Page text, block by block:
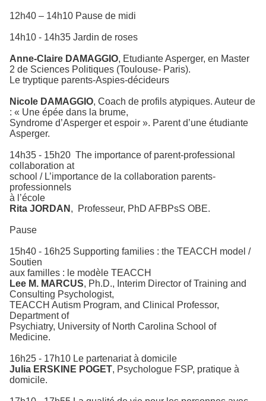
12h40 – 14h10 Pause de midi
14h10 - 14h35 Jardin de roses
Anne-Claire DAMAGGIO, Etudiante Asperger, en Master
2 de Sciences Politiques (Toulouse- Paris).
Le tryptique parents-Aspies-décideurs
Nicole DAMAGGIO, Coach de profils atypiques. Auteur de
: « Une épée dans la brume,
Syndrome d’Asperger et espoir ». Parent d’une étudiante
Asperger.
14h35 - 15h20 The importance of parent-professional
collaboration at
school / L’importance de la collaboration parents-
professionnels
à l’école
Rita JORDAN , Professeur, PhD AFBPsS OBE.
Pause
15h40 - 16h25 Supporting families : the TEACCH model /
Soutien
aux familles : le modèle TEACCH
Lee M. MARCUS, Ph.D., Interim Director of Training and
Consulting Psychologist,
TEACCH Autism Program, and Clinical Professor,
Department of
Psychiatry, University of North Carolina School of
Medicine.
16h25 - 17h10 Le partenariat à domicile
Julia ERSKINE POGET, Psychologue FSP, pratique à
domicile.